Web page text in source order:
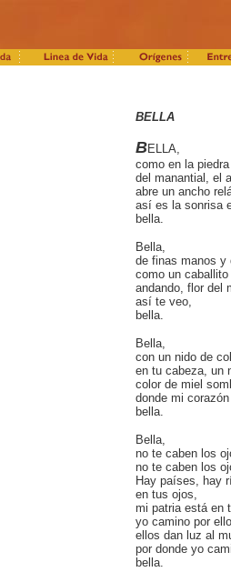
BELLA
BELLA,
como en la
del manantial, el
abre un ancho
así es la sonrisa
bella.
Bella,
de finas manos y
como un
andando, flor del
así te veo,
bella.
Bella,
con un nido de
en tu cabeza, un
color de miel
donde mi
bella.
Bella,
no te caben los
no te caben los
Hay países, hay
en tus ojos,
mi patria está en
yo camino por
ellos dan luz al
por donde yo
bella.